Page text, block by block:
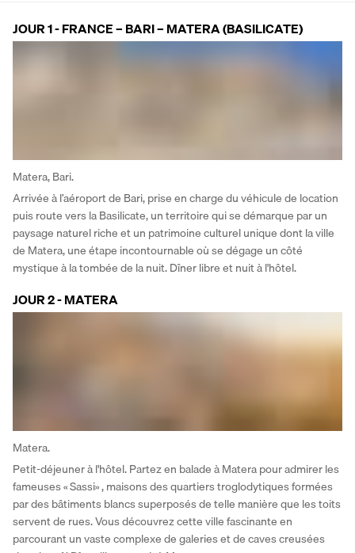
JOUR 1 - FRANCE – BARI – MATERA (BASILICATE)
Matera, Bari.
Arrivée à l’aéroport de Bari, prise en charge du véhicule de location
puis route vers la Basilicate, un territoire qui se démarque par un
paysage naturel riche et un patrimoine culturel unique dont la ville
de Matera, une étape incontournable où se dégage un côté
mystique à la tombée de la nuit. Dîner libre et nuit à l'hôtel.
JOUR 2 - MATERA
Matera.
Petit-déjeuner à l'hôtel. Partez en balade à Matera pour admirer les
fameuses « Sassi» , maisons des quartiers troglodytiques formées
par des bâtiments blancs superposés de telle manière que les toits
servent de rues. Vous découvrez cette ville fascinante en
parcourant un vaste complexe de galeries et de caves creusées